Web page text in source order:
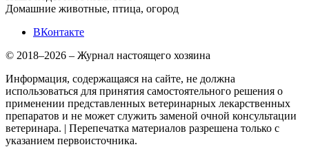
Домашние животные, птица, огород
ВКонтакте
© 2018–2026 – Журнал настоящего хозяина
Информация, содержащаяся на сайте, не должна
использоваться для принятия самостоятельного решения о
применении представленных ветеринарных лекарственных
препаратов и не может служить заменой очной консультации
ветеринара. | Перепечатка материалов разрешена только с
указанием первоисточника.